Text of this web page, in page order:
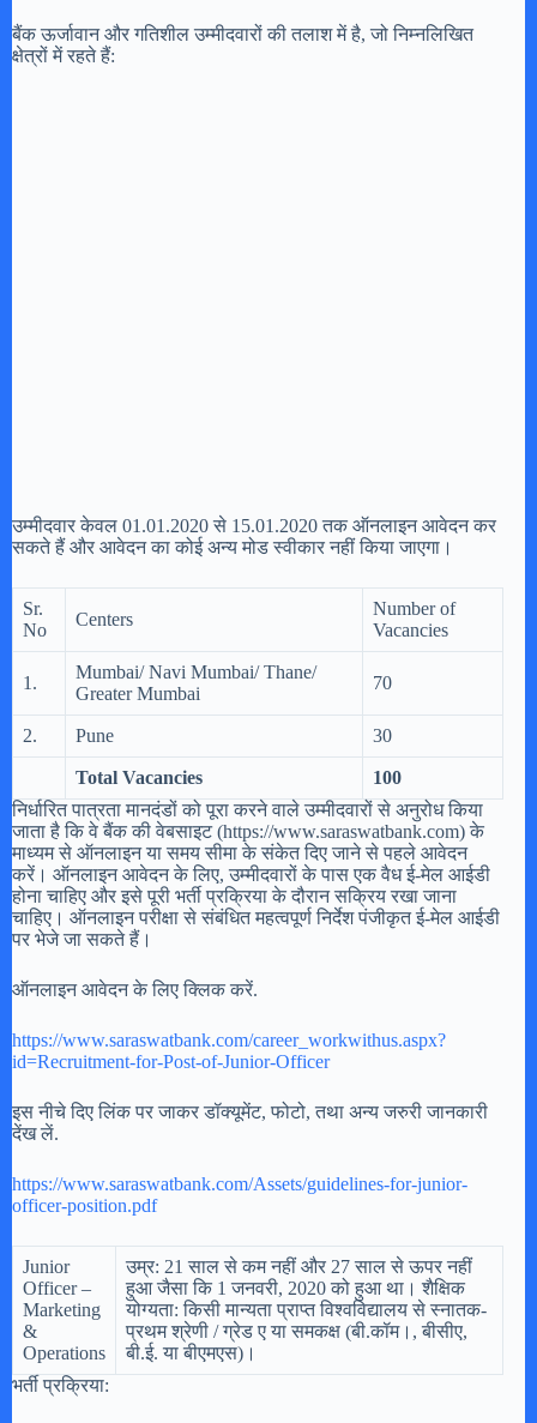
बैंक ऊर्जावान और गतिशील उम्मीदवारों की तलाश में है, जो निम्नलिखित
क्षेत्रों में रहते हैं:
उम्मीदवार केवल 01.01.2020 से 15.01.2020 तक ऑनलाइन आवेदन कर
सकते हैं और आवेदन का कोई अन्य मोड स्वीकार नहीं किया जाएगा।
Sr.
No
Centers
Number of
Vacancies
1.
Mumbai/ Navi Mumbai/ Thane/
Greater Mumbai
70
2. Pune 30
Total Vacancies
100
निर्धारित पात्रता मानदंडों को पूरा करने वाले उम्मीदवारों से अनुरोध किया
जाता है कि वे बैंक की वेबसाइट (https://www.saraswatbank.com) के
माध्यम से ऑनलाइन या समय सीमा के संकेत दिए जाने से पहले आवेदन
करें। ऑनलाइन आवेदन के लिए, उम्मीदवारों के पास एक वैध ई-मेल आईडी
होना चाहिए और इसे पूरी भर्ती प्रक्रिया के दौरान सक्रिय रखा जाना
चाहिए। ऑनलाइन परीक्षा से संबंधित महत्वपूर्ण निर्देश पंजीकृत ई-मेल आईडी
पर भेजे जा सकते हैं।
ऑनलाइन आवेदन के लिए क्लिक करें.
https://www.saraswatbank.com/career_workwithus.aspx?
id=Recruitment-for-Post-of-Junior-Officer
इस नीचे दिए लिंक पर जाकर डॉक्यूमेंट, फोटो, तथा अन्य जरुरी जानकारी
देंख लें.
https://www.saraswatbank.com/Assets/guidelines-for-junior-
officer-position.pdf
Junior
Officer –
Marketing
&
Operations
उम्र: 21 साल से कम नहीं और 27 साल से ऊपर नहीं
हुआ जैसा कि 1 जनवरी, 2020 को हुआ था। शैक्षिक
योग्यता: किसी मान्यता प्राप्त विश्वविद्यालय से स्नातक-
प्रथम श्रेणी / ग्रेड ए या समकक्ष (बी.कॉम।, बीसीए,
बी.ई. या बीएमएस)।
भर्ती प्रक्रिया: